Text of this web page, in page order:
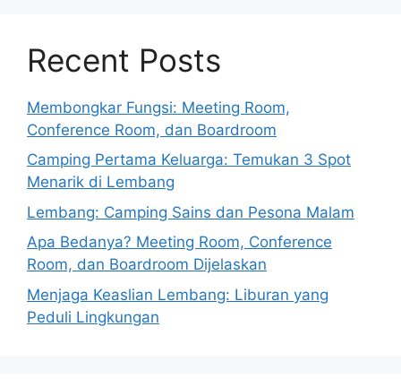
Recent Posts
Membongkar Fungsi: Meeting Room,
Conference Room, dan Boardroom
Camping Pertama Keluarga: Temukan 3 Spot
Menarik di Lembang
Lembang: Camping Sains dan Pesona Malam
Apa Bedanya? Meeting Room, Conference
Room, dan Boardroom Dijelaskan
Menjaga Keaslian Lembang: Liburan yang
Peduli Lingkungan